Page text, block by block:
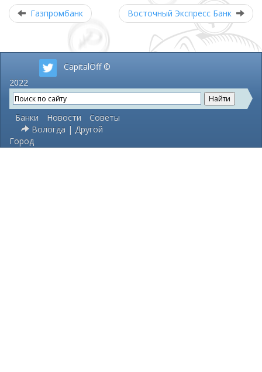
Газпромбанк Восточный Экспресс Банк
CapitalOff ©
2022
Банки Новости
Советы
Вологда | Другой
Город